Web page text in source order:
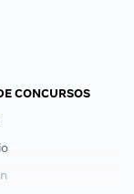
CONCURSOS